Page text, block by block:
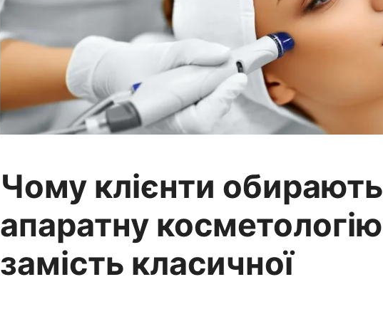
Чому клієнти обирають
апаратну косметологію
замість класичної